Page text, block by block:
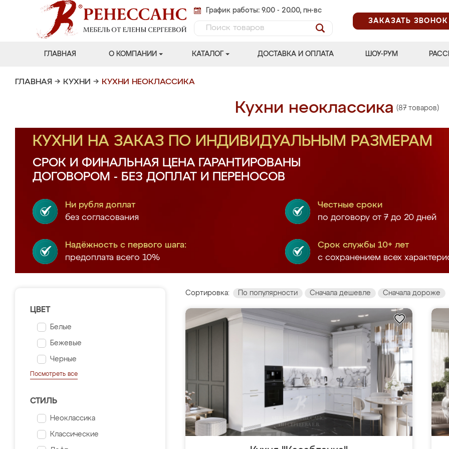
График работы: 9.00 - 20.00, пн-вс
ЗАКАЗАТЬ ЗВОНОК
ГЛАВНАЯ О КОМПАНИИ КАТАЛОГ ДОСТАВКА И ОПЛАТА ШОУ-РУМ
ГЛАВНАЯ → КУХНИ → КУХНИ НЕОКЛАССИКА
Кухни неоклассика (87 товаров)
КУХНИ НА ЗАКАЗ ПО ИНДИВИДУАЛЬНЫМ РАЗМЕРАМ
СРОК И ФИНАЛЬНАЯ ЦЕНА ГАРАНТИРОВАНЫ
ДОГОВОРОМ - БЕЗ ДОПЛАТ И ПЕРЕНОСОВ
Ни рубля доплат
без согласования
Честные сроки
по договору от 7 до 20 дней
Надёжность с первого шага:
предоплата всего 10%
Срок службы 10+ лет
с сохранением всех
ЦВЕТ
Белые
Бежевые
Черные
Посмотреть все
СТИЛЬ
Неоклассика
Классические
Сортировка: По популярности Сначала дешевле Сначала дороже